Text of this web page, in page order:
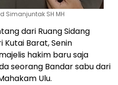
Simanjuntak SH MH
dari Ruang Sidang
Kutai Barat, Senin
hakim baru saja
seorang Bandar sabu dari
Ulu.